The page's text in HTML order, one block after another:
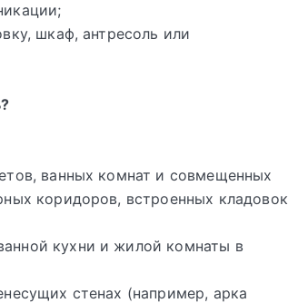
шкаф, антресоль или
ванных комнат и совмещенных
коридоров, встроенных кладовок
кухни и жилой комнаты в
стенах (например, арка